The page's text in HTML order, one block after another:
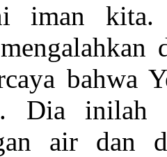
iman kita.
bahwa
Dia inilah
air dan